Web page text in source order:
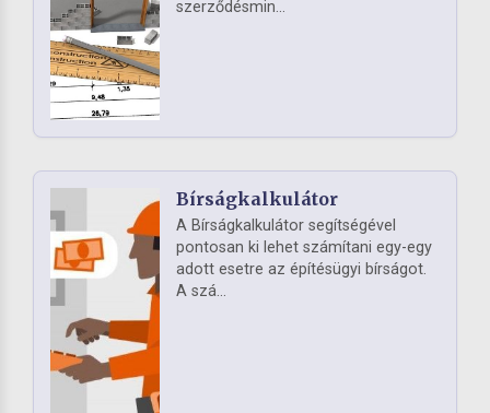
szerződésmin...
Bírságkalkulátor
A Bírságkalkulátor segítségével
pontosan ki lehet számítani egy-egy
adott esetre az építésügyi bírságot.
A szá...